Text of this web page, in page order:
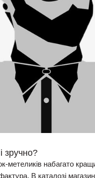
зручно?
метеликів набагато
В каталозі